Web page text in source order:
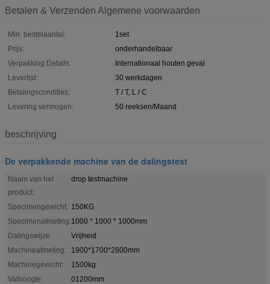
Betalen & Verzenden Algemene voorwaarden
Min. bestelaantal:
1set
Prijs:
onderhandelbaar
Verpakking Details:
Internationaal houten geval
Levertijd:
30 werkdagen
Betalingscondities:
T / T, L / C
Levering vermogen:
50 reeksen/Maand
beschrijving
De verpakkende machine van de dalingstest
Naam van het
product:
drop testmachine
Specimengewicht: 150KG
Specimenafmeting:1000 * 1000 * 1000mm
Dalingswijze:
Vrijheid
Machineafmeting:
1900*1700*2800mm
Machinegewicht:
1500kg
Valhoogte:
01200mm